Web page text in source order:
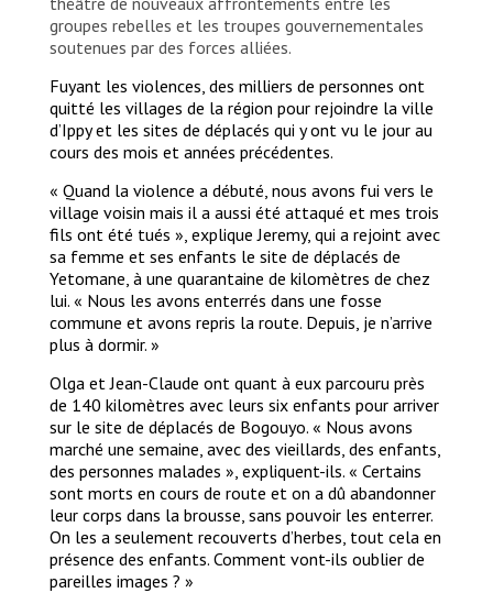
able to bury them. They were only covered with
grass, in the presence of children. How will they
forget such images?
© MSF
groupes rebelles et les troupes gouvernementales
soutenues par des forces alliées.
Fuyant les violences, des milliers de personnes ont
quitté les villages de la région pour rejoindre la ville
d’Ippy et les sites de déplacés qui y ont vu le jour au
cours des mois et années précédentes.
« Quand la violence a débuté, nous avons fui vers le
village voisin mais il a aussi été attaqué et mes trois
fils ont été tués », explique Jeremy, qui a rejoint avec
sa femme et ses enfants le site de déplacés de
Yetomane, à une quarantaine de kilomètres de chez
lui. « Nous les avons enterrés dans une fosse
commune et avons repris la route. Depuis, je n’arrive
plus à dormir. »
Olga et Jean-Claude ont quant à eux parcouru près
de 140 kilomètres avec leurs six enfants pour arriver
sur le site de déplacés de Bogouyo. « Nous avons
marché une semaine, avec des vieillards, des enfants,
des personnes malades », expliquent-ils. « Certains
sont morts en cours de route et on a dû abandonner
leur corps dans la brousse, sans pouvoir les enterrer.
On les a seulement recouverts d’herbes, tout cela en
présence des enfants. Comment vont-ils oublier de
pareilles images ? »